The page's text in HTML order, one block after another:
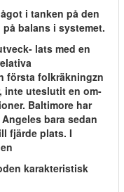
i tanken på den
balans i systemet.
lats med en
första folkräkningzn
inte uteslutit en om-
Baltimore har
bara sedan
fjärde plats. I
karakteristisk